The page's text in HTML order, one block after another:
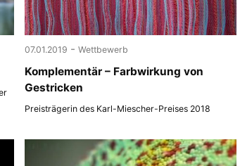
07.01.2019 - Wettbewerb
Komplementär – Farbwirkung von
Gestricken
Preisträgerin des Karl-Miescher-Preises 2018